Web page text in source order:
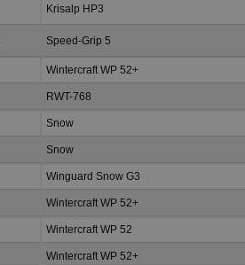
Krisalp HP3
Speed-Grip 5
Wintercraft WP 52+
RWT-768
Snow
Snow
Winguard Snow G3
Wintercraft WP 52+
Wintercraft WP 52
Wintercraft WP 52+